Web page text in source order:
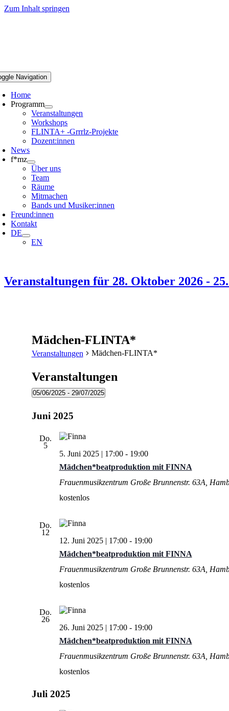
Zum Inhalt springen
Navigation
Home
Programm
Veranstaltungen
Workshops
FLINTA+ -Grrrlz-Projekte
Dozent:innen
News
f*mz
Über uns
Team
Räume
Mitmachen
Bands und Musiker:innen
Freund:innen
Kontakt
DE
EN
Veranstaltungen für 28. Oktober 2026 -
Mädchen-FLINTA*
Veranstaltungen Mädchen-FLINTA*
Veranstaltungen
05/06/2025 - 29/07/2025
wählen.
Juni 2025
Do.
5
Mädchen*beatproduktion mit FINNA
5. Juni 2025 | 17:00- 19:00
Frauenmusikzentrum Große Brunnenstr. 63A,
kostenlos
Do.
12
Mädchen*beatproduktion mit FINNA
12. Juni 2025 | 17:00- 19:00
Frauenmusikzentrum Große Brunnenstr. 63A,
kostenlos
Do.
26
Mädchen*beatproduktion mit FINNA
26. Juni 2025 | 17:00- 19:00
Frauenmusikzentrum Große Brunnenstr. 63A,
kostenlos
Juli 2025